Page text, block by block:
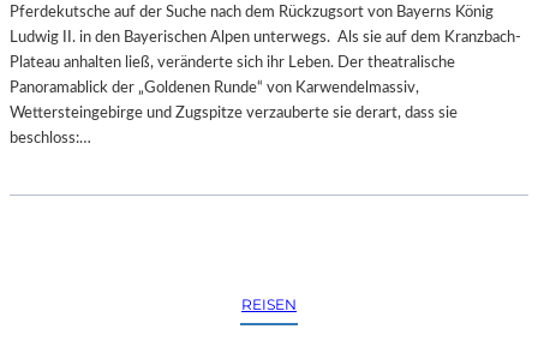
Pferdekutsche auf der Suche nach dem Rückzugsort von Bayerns König
Ludwig II. in den Bayerischen Alpen unterwegs. Als sie auf dem Kranzbach-
Plateau anhalten ließ, veränderte sich ihr Leben. Der theatralische
Panoramablick der „Goldenen Runde“ von Karwendelmassiv,
Wettersteingebirge und Zugspitze verzauberte sie derart, dass sie
beschloss:…
REISEN